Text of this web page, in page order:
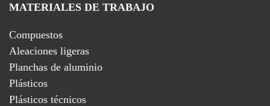
MATERIALES DE TRABAJO
Compuestos
Aleaciones ligeras
Planchas de aluminio
Plásticos
Plásticos técnicos